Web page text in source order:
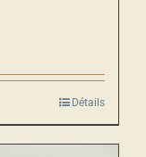
Détails